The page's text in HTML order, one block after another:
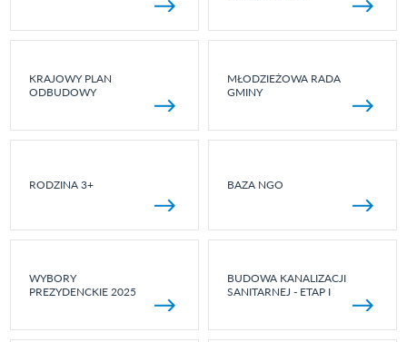
KRAJOWY PLAN
ODBUDOWY
MŁODZIEŻOWA RADA
GMINY
RODZINA 3+ BAZA NGO
WYBORY
PREZYDENCKIE 2025
BUDOWA KANALIZACJI
SANITARNEJ - ETAP I